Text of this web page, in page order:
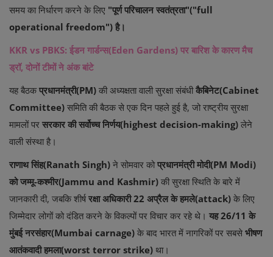
समय का निर्धारण करने के लिए "पूर्ण परिचालन स्वतंत्रता"("full
operational freedom") है।
KKR vs PBKS: ईडन गार्डन्स(Eden Gardens) पर बारिश के कारण मैच
ड्रॉ, दोनों टीमों ने अंक बांटे
यह बैठकप्रधानमंत्री(PM) की अध्यक्षता वाली सुरक्षा संबंधीकैबिनेट(Cabinet
Committee) समिति की बैठक से एक दिन पहले हुई है, जो राष्ट्रीय सुरक्षा
मामलों पर सरकार की सर्वोच्च निर्णय(highest decision-making) लेने
वाली संस्था है।
राणाथ सिंह(Ranath Singh) ने सोमवार कोप्रधानमंत्री मोदी(PM Modi)
को जम्मू-कश्मीर(Jammu and Kashmir) की सुरक्षा स्थिति के बारे में
जानकारी दी, जबकि शीर्षरक्षा अधिकारी 22 अप्रैल के हमले(attack) के लिए
जिम्मेदार लोगों को दंडित करने के विकल्पों पर विचार कर रहे थे। यह 26/11 के
मुंबई नरसंहार(Mumbai carnage) के बाद भारत में नागरिकों पर सबसे भीषण
आतंकवादी हमला(worst terror strike) था।